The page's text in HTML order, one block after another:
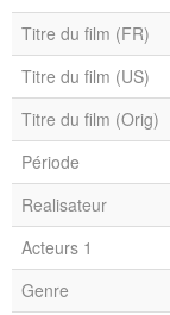
Titre du film (FR)
Titre du film (US)
Titre du film (Orig)
Période
Realisateur
Acteurs 1
Genre